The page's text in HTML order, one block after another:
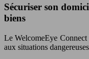
Sécuriser son
biens
Le WelcomeEye
aux situations